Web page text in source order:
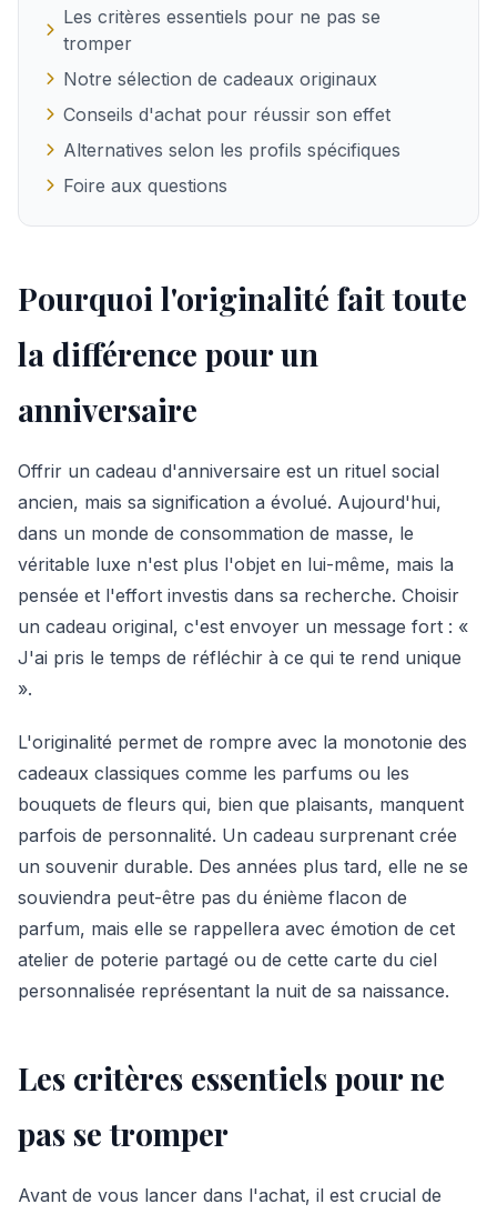
Les critères essentiels pour ne pas se
tromper
Notre sélection de cadeaux originaux
Conseils d'achat pour réussir son effet
Alternatives selon les profils spécifiques
Foire aux questions
Pourquoi l'originalité fait toute
la différence pour un
anniversaire
Offrir un cadeau d'anniversaire est un rituel social
ancien, mais sa signification a évolué. Aujourd'hui,
dans un monde de consommation de masse, le
véritable luxe n'est plus l'objet en lui-même, mais la
pensée et l'effort investis dans sa recherche. Choisir
un cadeau original, c'est envoyer un message fort : «
J'ai pris le temps de réfléchir à ce qui te rend unique
».
L'originalité permet de rompre avec la monotonie des
cadeaux classiques comme les parfums ou les
bouquets de fleurs qui, bien que plaisants, manquent
parfois de personnalité. Un cadeau surprenant crée
un souvenir durable. Des années plus tard, elle ne se
souviendra peut-être pas du énième flacon de
parfum, mais elle se rappellera avec émotion de cet
atelier de poterie partagé ou de cette carte du ciel
personnalisée représentant la nuit de sa naissance.
Les critères essentiels pour ne
pas se tromper
Avant de vous lancer dans l'achat, il est crucial de